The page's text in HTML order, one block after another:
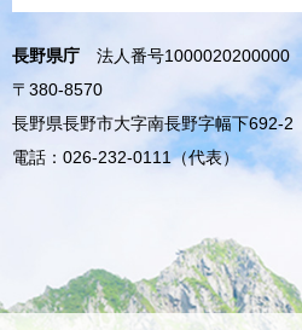
長野県庁
法人番号1000020200000
〒380-8570
長野県長野市大字南長野字幅下692-2
電話：026-232-0111（代表）